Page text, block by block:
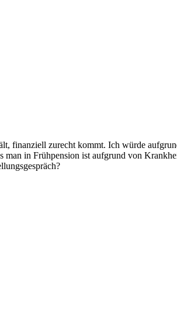
finanziell zurecht kommt. Ich würde
man in Frühpension ist aufgrund von